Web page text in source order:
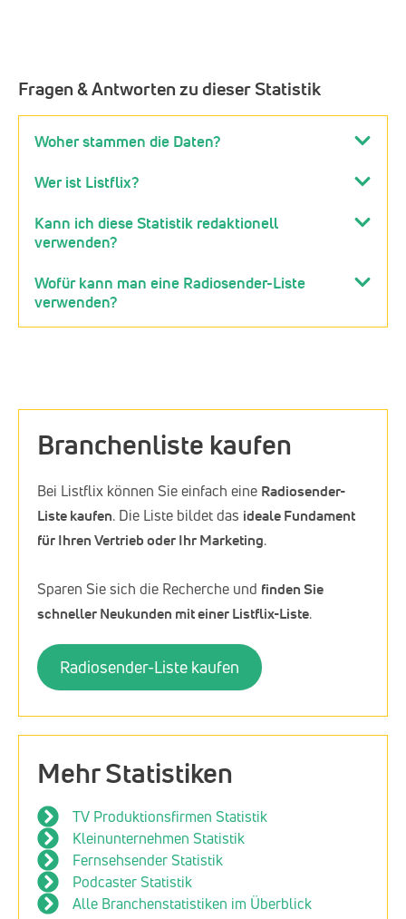
Fragen & Antworten zu dieser Statistik
Woher stammen die Daten?
Wer ist Listflix?
Kann ich diese Statistik redaktionell
verwenden?
Wofür kann man eine Radiosender-Liste
verwenden?
Branchenliste kaufen
Bei Listflix können Sie einfach eine Radiosender-
Liste kaufen. Die Liste bildet das ideale Fundament
für Ihren Vertrieb oder Ihr Marketing.
Sparen Sie sich die Recherche und finden Sie
schneller Neukunden mit einer Listflix-Liste.
Radiosender-Liste kaufen
Mehr Statistiken
TV Produktionsfirmen Statistik
Kleinunternehmen Statistik
Fernsehsender Statistik
Podcaster Statistik
Alle Branchenstatistiken im Überblick